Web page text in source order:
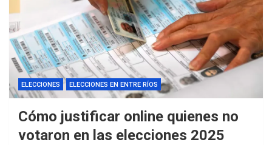
ELECCIONES ELECCIONES EN ENTRE RÍOS
Cómo justificar online quienes no
votaron en las elecciones 2025